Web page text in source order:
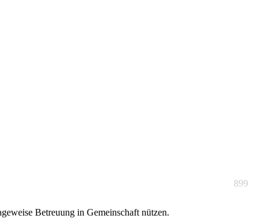
899
Betreuung in Gemeinschaft nützen.